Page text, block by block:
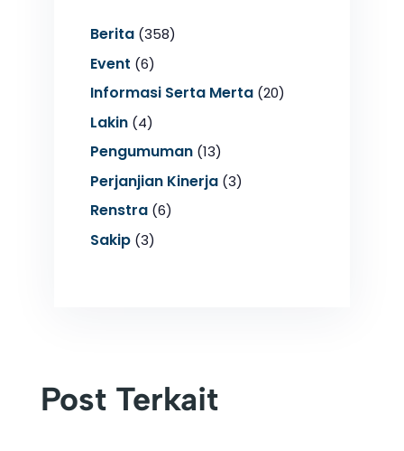
Berita(358)
Event (6)
Informasi Serta Merta(20)
Lakin(4)
Pengumuman(13)
Perjanjian Kinerja(3)
Renstra(6)
Sakip(3)
Post Terkait